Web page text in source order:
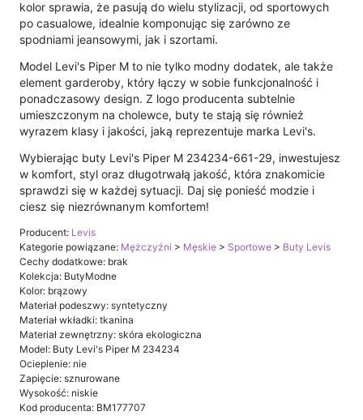
kolor sprawia, że pasują do wielu stylizacji, od sportowych
po casualowe, idealnie komponując się zarówno ze
spodniami jeansowymi, jak i szortami.
Model Levi's Piper M to nie tylko modny dodatek, ale także
element garderoby, który łączy w sobie funkcjonalność i
ponadczasowy design. Z logo producenta subtelnie
umieszczonym na cholewce, buty te stają się również
wyrazem klasy i jakości, jaką reprezentuje marka Levi's.
Wybierając buty Levi's Piper M 234234-661-29, inwestujesz
w komfort, styl oraz długotrwałą jakość, która znakomicie
sprawdzi się w każdej sytuacji. Daj się ponieść modzie i
ciesz się niezrównanym komfortem!
Producent: Levis
Kategorie powiązane: Mężczyźni > Męskie > Sportowe > Buty Levis
Cechy dodatkowe: brak
Kolekcja: ButyModne
Kolor: brązowy
Materiał podeszwy: syntetyczny
Materiał wkładki: tkanina
Materiał zewnętrzny: skóra ekologiczna
Model: Buty Levi's Piper M 234234
Ocieplenie: nie
Zapięcie: sznurowane
Wysokość: niskie
Kod producenta: BM177707